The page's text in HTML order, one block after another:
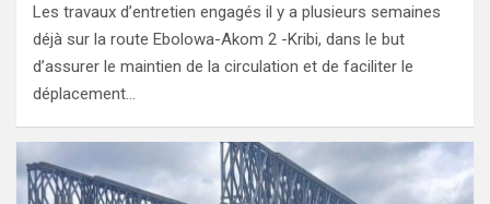
Les travaux d’entretien engagés il y a plusieurs semaines
déjà sur la route Ebolowa-Akom 2 -Kribi, dans le but
d’assurer le maintien de la circulation et de faciliter le
déplacement…